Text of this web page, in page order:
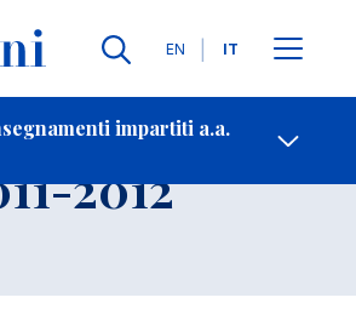
Lingue
EN IT
impartiti a.a.
2012